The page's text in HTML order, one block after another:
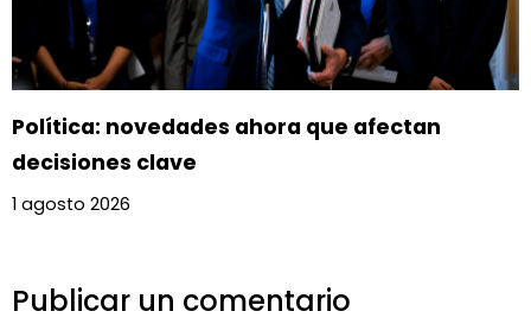
Política: novedades ahora que afectan
decisiones clave
1 agosto 2026
Publicar un comentario